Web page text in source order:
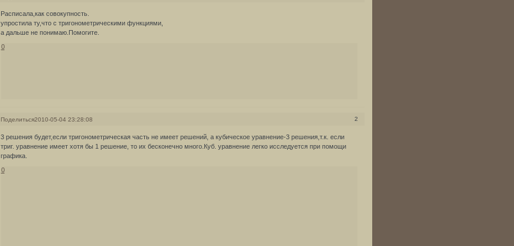
Расписала,как совокупность.
упростила ту,что с тригонометрическими функциями,
а дальше не понимаю.Помогите.
0
Поделиться 2
2010-05-04 23:28:08
3 решения будет,если тригонометрическая часть не имеет решений, а кубическое уравнение-3 решения,т.к. если
триг. уравнение имеет хотя бы 1 решение, то их бесконечно много.Куб. уравнение легко исследуется при помощи
графика.
0